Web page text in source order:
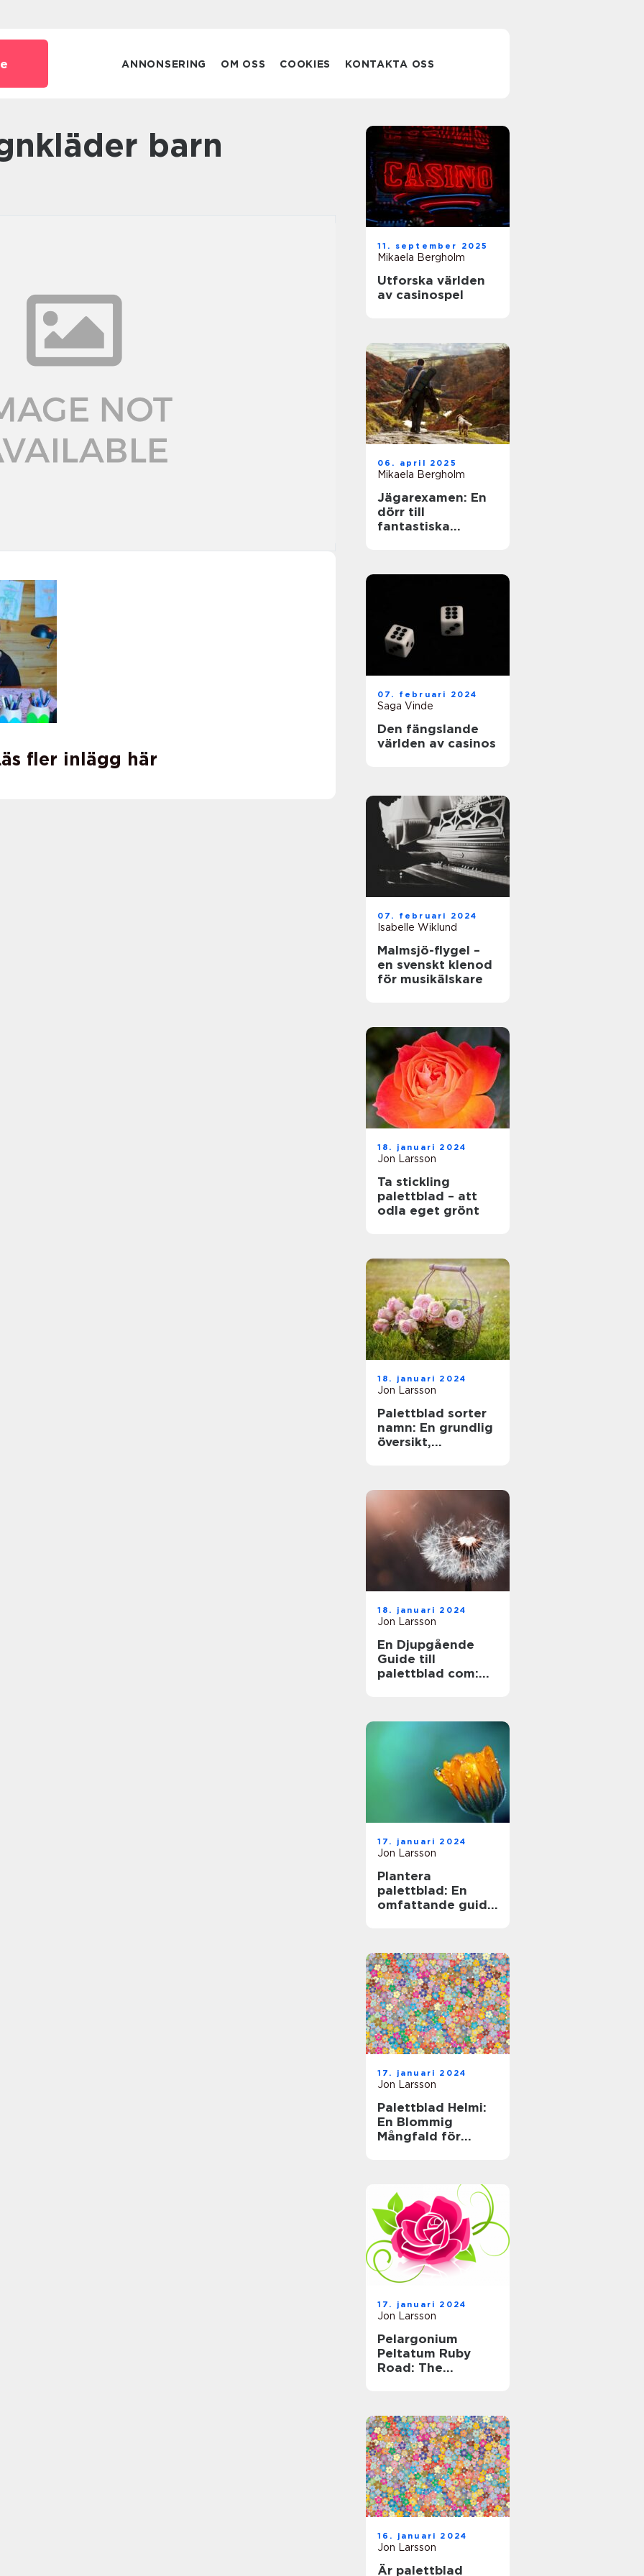
ANNONSERING OM OSS COOKIES KONTAKTA OSS
barn
fler inlägg här
11. september 2025
Mikaela Bergholm
Utforska världen
av casinospel
06. april 2025
Mikaela Bergholm
Jägarexamen: En
dörr till
fantastiska
07. februari 2024
Saga Vinde
Den fängslande
världen av casinos
07. februari 2024
Isabelle Wiklund
Malmsjö-flygel –
en svenskt klenod
för musikälskare
18. januari 2024
Jon Larsson
Ta stickling
palettblad – att
odla eget grönt
18. januari 2024
Jon Larsson
Palettblad sorter
namn: En grundlig
översikt,
18. januari 2024
Jon Larsson
En Djupgående
Guide till
palettblad com:
17. januari 2024
Jon Larsson
Plantera
palettblad: En
omfattande guide
17. januari 2024
Jon Larsson
Palettblad Helmi:
En Blommig
Mångfald för
17. januari 2024
Jon Larsson
Pelargonium
Peltatum Ruby
Road: The
16. januari 2024
Jon Larsson
Är palettblad